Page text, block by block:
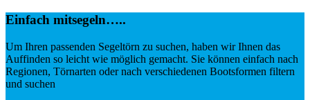
Einfach mitsegeln…..
Um Ihren passenden Segeltörn zu suchen, haben wir Ihnen das
Auffinden so leicht wie möglich gemacht. Sie können einfach nach
Regionen, Törnarten oder nach verschiedenen Bootsformen filtern
und suchen